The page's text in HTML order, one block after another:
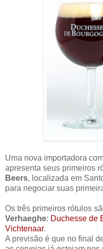
Uma nova importadora
apresenta seus primeiros
Beers, localizada em
para negociar suas
Os três primeiros rótulos
Verhaeghe: Duchesse de
Vichtenaar.
A previsão é que no final